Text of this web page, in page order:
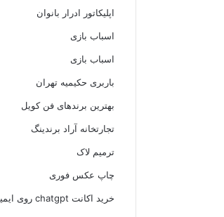
اپلیکاتور ادرار بانوان
اسباب بازی
اسباب بازی
باربری حکیمیه تهران
بهترین برندهای فن کویل
تجارتخانه آراد برندینگ
ترمیم لاک
چاپ عکس فوری
خرید اکانت chatgpt روی ایمیل شخصی